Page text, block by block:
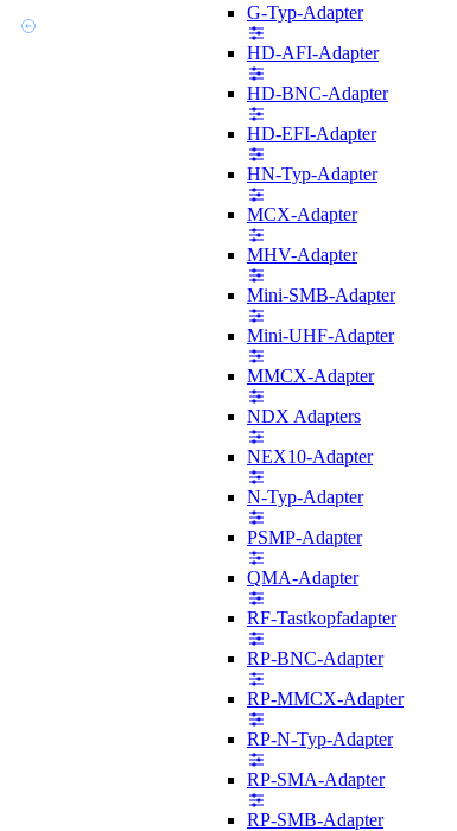
G-Typ-Adapter
HD-AFI-Adapter
HD-BNC-Adapter
HD-EFI-Adapter
HN-Typ-Adapter
MCX-Adapter
MHV-Adapter
Mini-SMB-Adapter
Mini-UHF-Adapter
MMCX-Adapter
NDX Adapters
NEX10-Adapter
N-Typ-Adapter
PSMP-Adapter
QMA-Adapter
RF-Tastkopfadapter
RP-BNC-Adapter
RP-MMCX-Adapter
RP-N-Typ-Adapter
RP-SMA-Adapter
RP-SMB-Adapter